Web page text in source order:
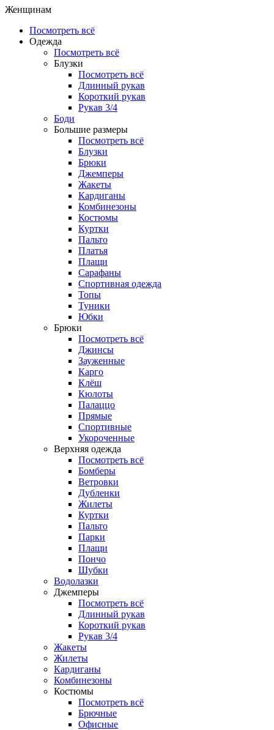
Женщинам
Посмотреть всё
Одежда
Посмотреть всё
Блузки
Посмотреть всё
Длинный рукав
Короткий рукав
Рукав 3/4
Боди
Большие размеры
Посмотреть всё
Блузки
Брюки
Джемперы
Жакеты
Кардиганы
Комбинезоны
Костюмы
Куртки
Пальто
Платья
Плащи
Сарафаны
Спортивная одежда
Топы
Туники
Юбки
Брюки
Посмотреть всё
Джинсы
Зауженные
Карго
Клёш
Кюлоты
Палаццо
Прямые
Спортивные
Укороченные
Верхняя одежда
Посмотреть всё
Бомберы
Ветровки
Дубленки
Жилеты
Куртки
Пальто
Парки
Плащи
Пончо
Шубки
Водолазки
Джемперы
Посмотреть всё
Длинный рукав
Короткий рукав
Рукав 3/4
Жакеты
Жилеты
Кардиганы
Комбинезоны
Костюмы
Посмотреть всё
Брючные
Офисные